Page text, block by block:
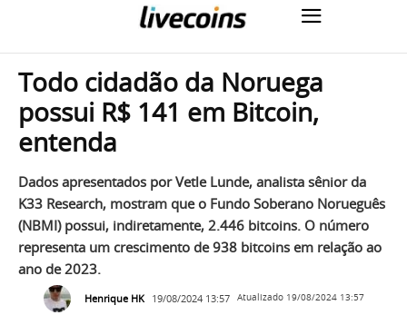
Todo cidadão da Noruega
possui R$ 141 em Bitcoin,
entenda
Dados apresentados por Vetle Lunde, analista sênior da
K33 Research, mostram que o Fundo Soberano Norueguês
(NBMI) possui, indiretamente, 2.446 bitcoins. O número
representa um crescimento de 938 bitcoins em relação ao
ano de 2023.
Henrique HK 19/08/2024 13:57 Atualizado 19/08/2024 13:57